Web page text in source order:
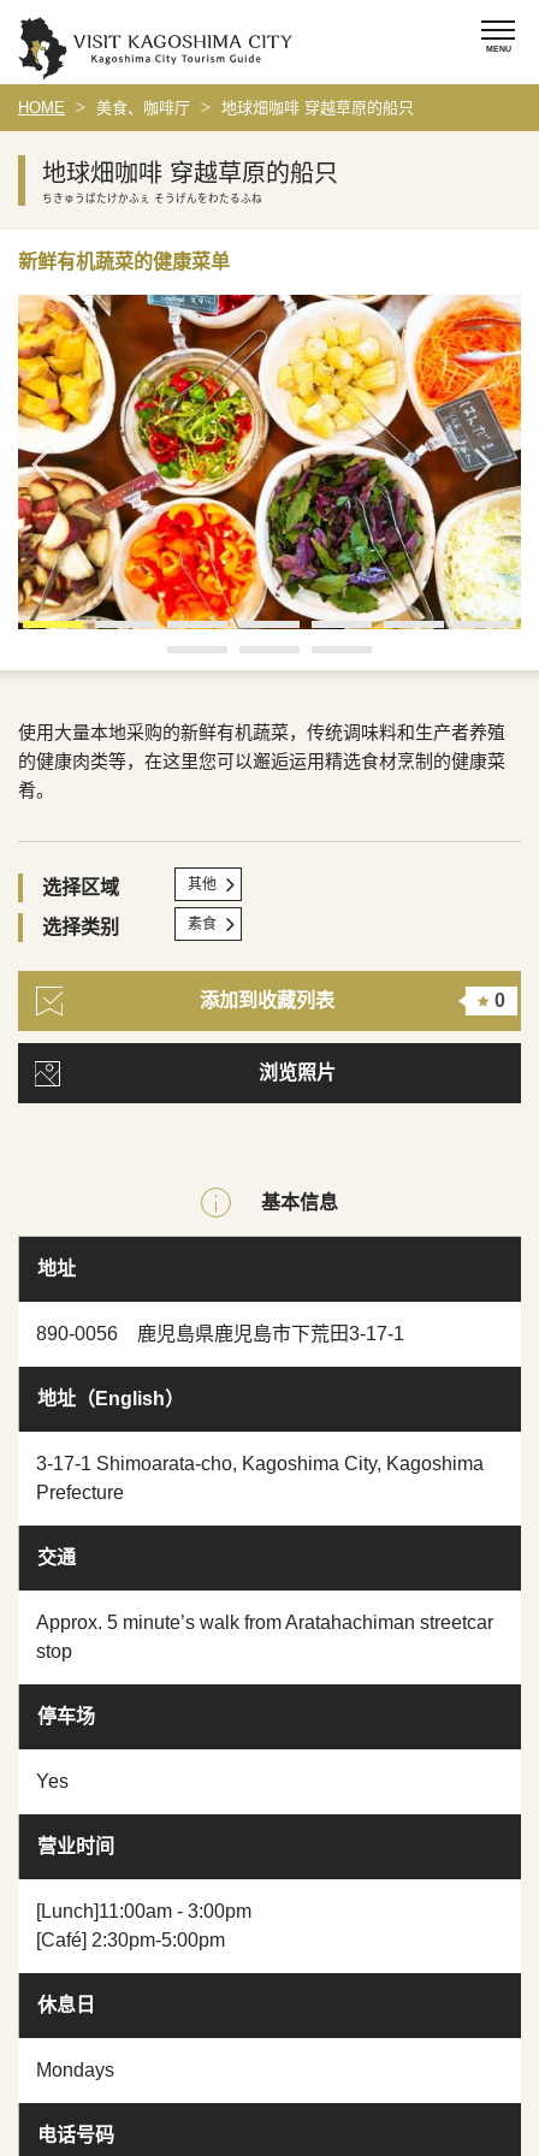
HOME 美食、咖啡厅 地球畑咖啡 穿越草原的船只
地球畑咖啡 穿越草原的船只
ちきゅうばたけかふぇ そうげんをわたるふね
新鲜有机蔬菜的健康菜单
使用大量本地采购的新鲜有机蔬菜，传统调味料和生产者养殖
的健康肉类等，在这里您可以邂逅运用精选食材烹制的健康菜
肴。
选择区域 其他
选择类别 素食
添加到收藏列表 0
浏览照片
基本信息
地址
890-0056 鹿児島県鹿児島市下荒田3-17-1
地址（English）
3-17-1 Shimoarata-cho, Kagoshima City, Kagoshima
Prefecture
交通
Approx. 5 minute’s walk from Aratahachiman streetcar
stop
停车场
Yes
营业时间
[Lunch]11:00am - 3:00pm
[Café] 2:30pm-5:00pm
休息日
Mondays
电话号码